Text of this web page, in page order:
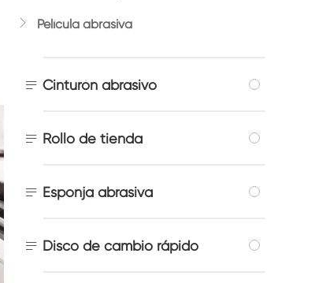
 Película abrasiva
 Cinturón abrasivo
 Rollo de tienda
 Esponja abrasiva
 Disco de cambio rápido